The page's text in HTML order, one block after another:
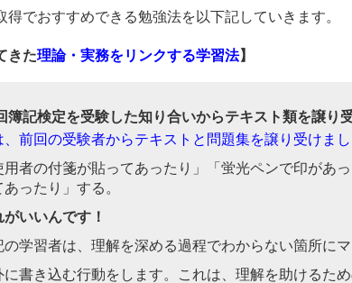
得でおすすめできる勉強法を以下記していきます。
きた理論・実務をリンクする学習法】
記検定を受験した知り合いからテキスト類を譲り
、前回の受験者からテキストと問題集を譲り受けまし
用者の付箋が貼ってあったり」「蛍光ペンで印があ
あったり」する。
がいいんです！
の学習者は、理解を深める過程でわからない箇所にマ
に書き込む行動をします。これは、理解を助けるため